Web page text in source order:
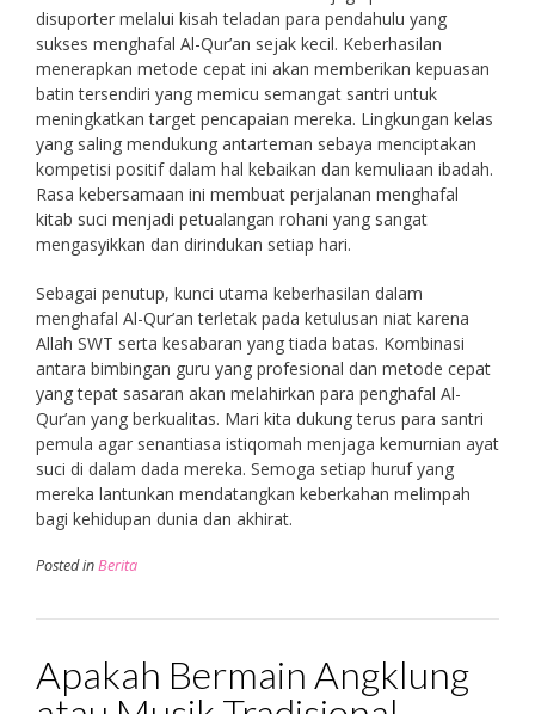
disuporter melalui kisah teladan para pendahulu yang
sukses menghafal Al-Qur’an sejak kecil. Keberhasilan
menerapkan metode cepat ini akan memberikan kepuasan
batin tersendiri yang memicu semangat santri untuk
meningkatkan target pencapaian mereka. Lingkungan kelas
yang saling mendukung antarteman sebaya menciptakan
kompetisi positif dalam hal kebaikan dan kemuliaan ibadah.
Rasa kebersamaan ini membuat perjalanan menghafal
kitab suci menjadi petualangan rohani yang sangat
mengasyikkan dan dirindukan setiap hari.
Sebagai penutup, kunci utama keberhasilan dalam
menghafal Al-Qur’an terletak pada ketulusan niat karena
Allah SWT serta kesabaran yang tiada batas. Kombinasi
antara bimbingan guru yang profesional dan metode cepat
yang tepat sasaran akan melahirkan para penghafal Al-
Qur’an yang berkualitas. Mari kita dukung terus para santri
pemula agar senantiasa istiqomah menjaga kemurnian ayat
suci di dalam dada mereka. Semoga setiap huruf yang
mereka lantunkan mendatangkan keberkahan melimpah
bagi kehidupan dunia dan akhirat.
Posted inBerita
Apakah Bermain Angklung